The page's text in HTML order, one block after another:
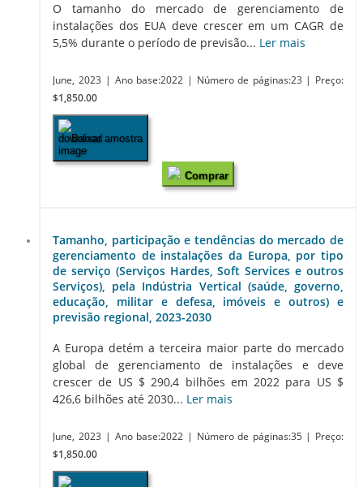
O tamanho do mercado de gerenciamento de
instalações dos EUA deve crescer em um CAGR de
5,5% durante o período de previsão... Ler mais
June, 2023 | Ano base:2022 | Número de páginas:23 | Preço:
$1,850.00
Baixar amostra
Comprar
Tamanho, participação e tendências do mercado de
gerenciamento de instalações da Europa, por tipo
de serviço (Serviços Hardes, Soft Services e outros
Serviços), pela Indústria Vertical (saúde, governo,
educação, militar e defesa, imóveis e outros) e
previsão regional, 2023-2030
A Europa detém a terceira maior parte do mercado
global de gerenciamento de instalações e deve
crescer de US $ 290,4 bilhões em 2022 para US $
426,6 bilhões até 2030... Ler mais
June, 2023 | Ano base:2022 | Número de páginas:35 | Preço:
$1,850.00